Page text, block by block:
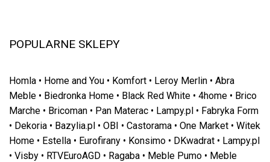
POPULARNE SKLEPY
Homla • Home and You • Komfort • Leroy Merlin • Abra
Meble • Biedronka Home • Black Red White • 4home • Brico
Marche • Bricoman • Pan Materac • Lampy.pl • Fabryka Form
• Dekoria • Bazylia.pl • OBI • Castorama • One Market • Witek
Home • Estella • Eurofirany • Konsimo • DKwadrat • Lampy.pl
• Visby • RTVEuroAGD • Ragaba • Meble Pumo • Meble